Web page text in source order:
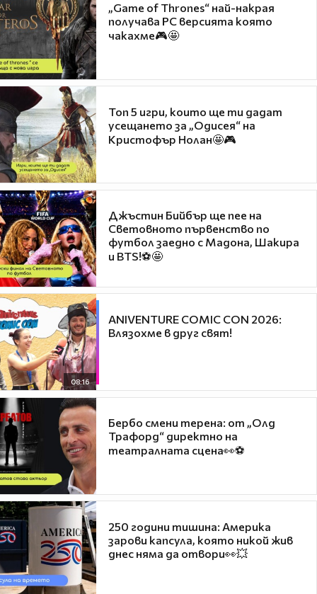
„Game of Thrones“ най-накрая
получава PC версията която
чакахме🎮🤩
Топ 5 игри, които ще ти дадат
усещането за „Одисея“ на
Кристофър Нолан🤩🎮
Джъстин Бийбър ще пее на
Световното първенство по
футбол заедно с Мадона, Шакира
и BTS!⚽🤩
08:16
ANIVENTURE COMIC CON 2026:
Влязохме в друг свят!
Бербо смени терена: от „Олд
Трафорд“ директно на
театралната сцена👀⚽
250 години тишина: Америка
зарови капсула, която никой жив
днес няма да отвори👀💥